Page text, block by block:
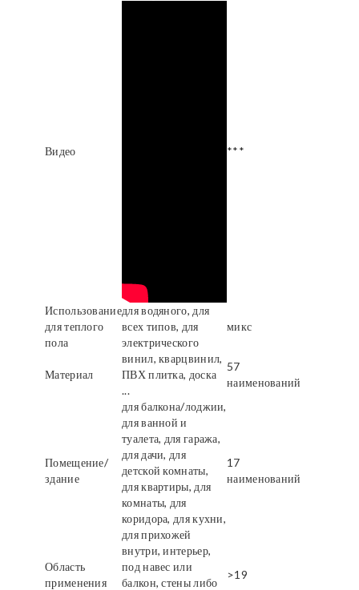
Видео ***
Использование
для теплого
пола
для водяного, для
всех типов, для
электрического
микс
Материал
винил, кварцвинил,
ПВХ плитка, доска
...
57
наименований
Помещение/
здание
для балкона/лоджии,
для ванной и
туалета, для гаража,
для дачи, для
детской комнаты,
для квартиры, для
комнаты, для
коридора, для кухни,
для прихожей
17
наименований
Область
применения
внутри, интерьер,
под навес или
балкон, стены либо
>19